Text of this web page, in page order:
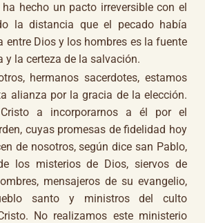
hecho un pacto irreversible con el
la distancia que el pecado había
entre Dios y los hombres es la fuente
y la certeza de la salvación.
sacerdotes, estamos
alianza por la gracia de la elección.
a incorporarnos a él por el
cuyas promesas de fidelidad hoy
de nosotros, según dice san Pablo,
los misterios de Dios, siervos de
mensajeros de su evangelio,
santo y ministros del culto
No realizamos este ministerio